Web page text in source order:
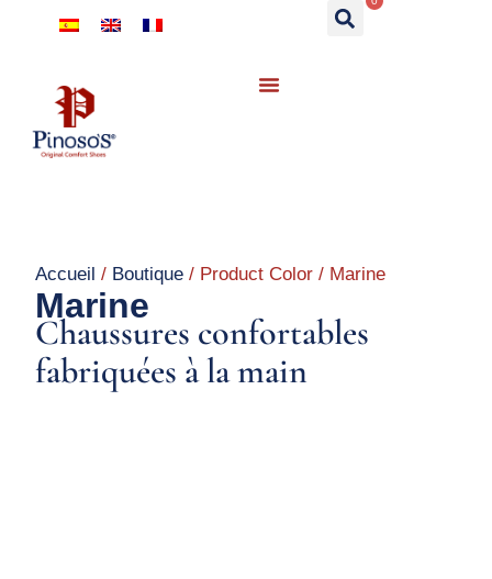
Accueil / Boutique / Product Color / Marine
Marine
Chaussures confortables
fabriquées à la main